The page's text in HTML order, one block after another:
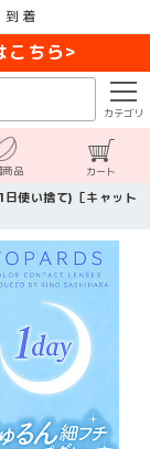
到着
こちら>
カテゴリ
商品 カート
使い捨て)［キャット